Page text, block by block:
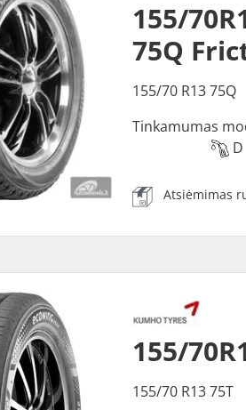
155/
75Q
155/70 R13 75Q
Tinkamumas
D
Atsiėmimas
155/
155/70 R13 75T